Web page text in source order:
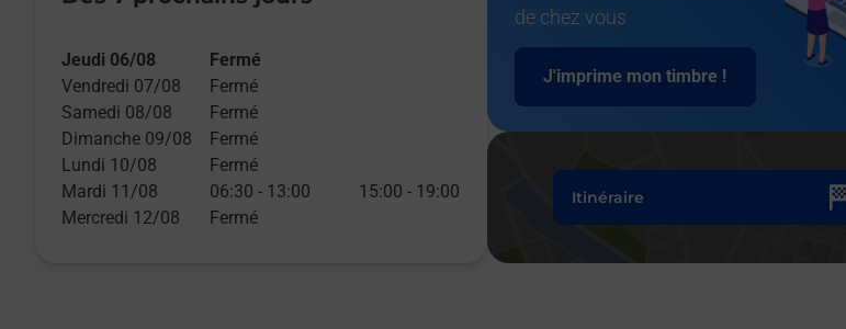
Jeudi 06/08
Fermé
Vendredi 07/08
Fermé
Samedi 08/08
Fermé
Dimanche 09/08
Fermé
Lundi 10/08
Fermé
Mardi 11/08
06:30 - 13:00 15:00 - 19:00
Mercredi 12/08
Fermé
de chez vous
J'imprime mon timbre !
Itinéraire